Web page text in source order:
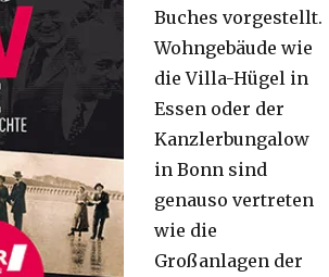
Buches vorgestellt.
Wohngebäude wie
die Villa-Hügel in
Essen oder der
Kanzlerbungalow
in Bonn sind
genauso vertreten
wie die
Großanlagen der